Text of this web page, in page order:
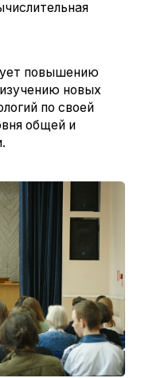
повышению
новых
по своей
общей и